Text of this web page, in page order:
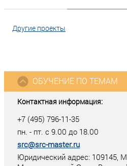
Другие проекты
Контактная информация:
+7 (495) 796-11-35
пн. - пт. с 9.00 до 18.00
src@src-master.ru
Юридический адрес: 109145,
ОБУЧЕНИЕ ПО ТЕМАМ